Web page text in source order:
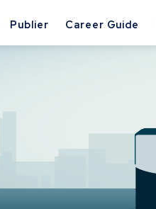
Publier Career Guide